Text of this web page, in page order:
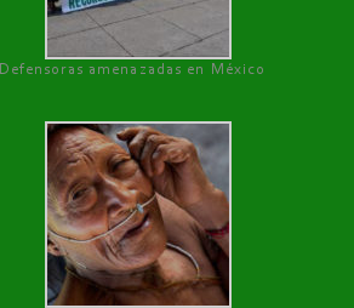
Defensoras amenazadas en México